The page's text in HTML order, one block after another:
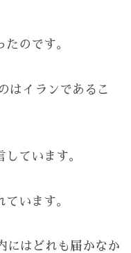
のです。
はイランであるこ
ています。
います。
にはどれも届かなか